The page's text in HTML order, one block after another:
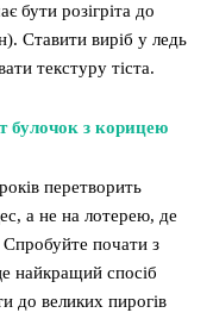
бути розігріта до
Ставити виріб у ледь
текстуру тіста.
булочок з корицею
перетворить
а не на лотерею, де
Спробуйте почати з
найкращий спосіб
до великих пирогів